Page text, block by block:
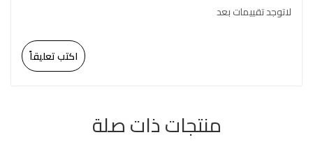
لاتوجد تقييمات بعد
اكتب تعليقاً
منتجات ذات صلة